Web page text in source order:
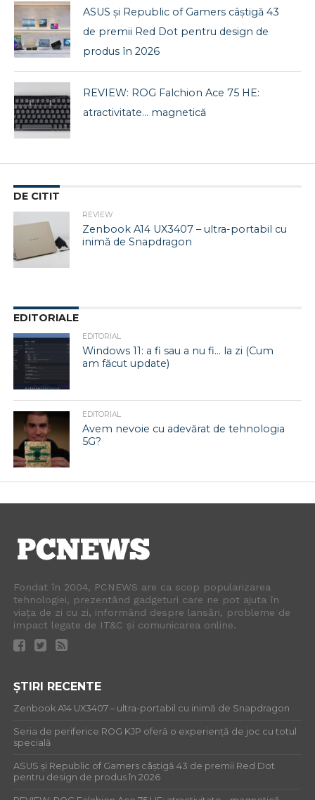
ASUS și Republic of Gamers câștigă 43
de premii Red Dot pentru design de
produs în 2026
REVIEW: ROG Falchion Ace 75 HE:
atractivitate… magnetică
DE CITIT
REVIEW
Zenbook A14 UX3407 – ultra-portabil cu
inimă de Snapdragon
EDITORIALE
EDITORIAL
Windows 11: a fi sau a nu fi… la zi (Cum
am făcut update)
EDITORIAL
Avem nevoie cu adevărat de tehnologia
5G?
Fondat în 2004, PCNEWS are ca scop popularizarea
tehnologiei, prezentând gadgeturi care ne pot ajuta în
viața de zi cu zi, informând despre lansări, probleme de
impact legate de IT&C și comunicarea online.
ȘTIRI RECENTE
Zenbook A14 UX3407 – ultra-portabil cu inimă de Snapdragon
Seria de periferice ROG KJP oferă o experiență de joc cu totul
specială
ASUS și Republic of Gamers câștigă 43 de premii Red Dot
pentru design de produs în 2026